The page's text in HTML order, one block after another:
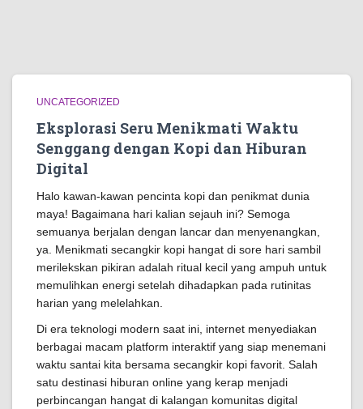
UNCATEGORIZED
Eksplorasi Seru Menikmati Waktu
Senggang dengan Kopi dan Hiburan
Digital
Halo kawan-kawan pencinta kopi dan penikmat dunia
maya! Bagaimana hari kalian sejauh ini? Semoga
semuanya berjalan dengan lancar dan menyenangkan,
ya. Menikmati secangkir kopi hangat di sore hari sambil
merilekskan pikiran adalah ritual kecil yang ampuh untuk
memulihkan energi setelah dihadapkan pada rutinitas
harian yang melelahkan.
Di era teknologi modern saat ini, internet menyediakan
berbagai macam platform interaktif yang siap menemani
waktu santai kita bersama secangkir kopi favorit. Salah
satu destinasi hiburan online yang kerap menjadi
perbincangan hangat di kalangan komunitas digital